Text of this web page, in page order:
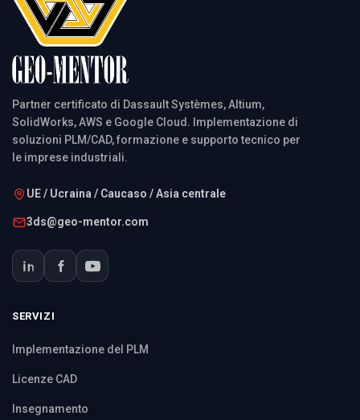
Partner certificato di Dassault Systèmes, Altium,
SolidWorks, AWS e Google Cloud. Implementazione di
soluzioni PLM/CAD, formazione e supporto tecnico per
le imprese industriali.
UE / Ucraina / Caucaso / Asia centrale
3ds@geo-mentor.com
SERVIZI
Implementazione del PLM
Licenze CAD
Insegnamento